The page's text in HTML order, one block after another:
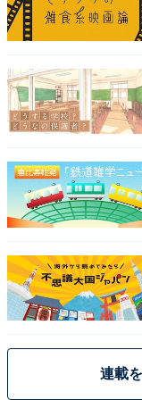
連載